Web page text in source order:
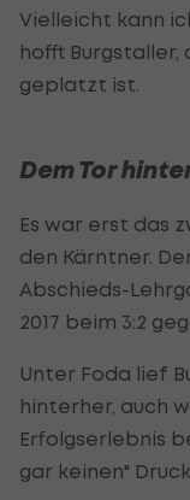
Vielleicht kann
hofft Burgstaller,
geplatzt ist.
Dem Tor
Es war erst das
den Kärntner.
Abschieds-
2017 beim 3:2
Unter Foda lief
hinterher, auch
Erfolgserlebnis
gar keinen"